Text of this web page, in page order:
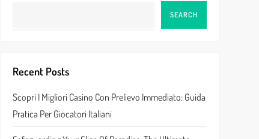
SEARCH
Recent Posts
Scopri I Migliori Casino Con Prelievo Immediato: Guida
Pratica Per Giocatori Italiani